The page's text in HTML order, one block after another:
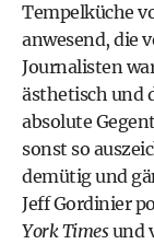
Tempelküche
anwesend, die
Journalisten
ästhetisch und
absolute
sonst so
demütig und
Jeff Gordinier
York Timesund